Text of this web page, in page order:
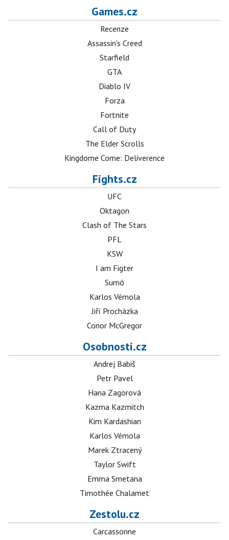
Games.cz
Recenze
Assassin's Creed
Starfield
GTA
Diablo IV
Forza
Fortnite
Call of Duty
The Elder Scrolls
Kingdome Come: Deliverence
Fights.cz
UFC
Oktagon
Clash of The Stars
PFL
KSW
I am Figter
Sumó
Karlos Vémola
Jiří Procházka
Conor McGregor
Osobnosti.cz
Andrej Babiš
Petr Pavel
Hana Zagorová
Kazma Kazmitch
Kim Kardashian
Karlos Vémola
Marek Ztracený
Taylor Swift
Emma Smetana
Timothée Chalamet
Zestolu.cz
Carcassonne